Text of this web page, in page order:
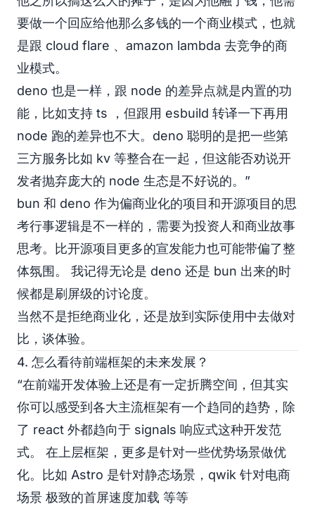
要做一个回应给他那么多钱的一个商业模式，也就
是跟 cloud flare 、amazon lambda 去竞争的商
业模式。
deno 也是一样，跟 node 的差异点就是内置的功
能，比如支持 ts ，但跟用 esbuild 转译一下再用
node 跑的差异也不大。deno 聪明的是把一些第
三方服务比如 kv 等整合在一起，但这能否劝说开
发者抛弃庞大的 node 生态是不好说的。”
bun 和 deno 作为偏商业化的项目和开源项目的思
考行事逻辑是不一样的，需要为投资人和商业故事
思考。比开源项目更多的宣发能力也可能带偏了整
体氛围。 我记得无论是 deno 还是 bun 出来的时
候都是刷屏级的讨论度。
当然不是拒绝商业化，还是放到实际使用中去做对
比，谈体验。
4. 怎么看待前端框架的未来发展？
“在前端开发体验上还是有一定折腾空间，但其实
你可以感受到各大主流框架有一个趋同的趋势，除
了 react 外都趋向于 signals 响应式这种开发范
式。 在上层框架，更多是针对一些优势场景做优
化。比如 Astro 是针对静态场景，qwik 针对电商
场景 极致的首屏速度加载 等等